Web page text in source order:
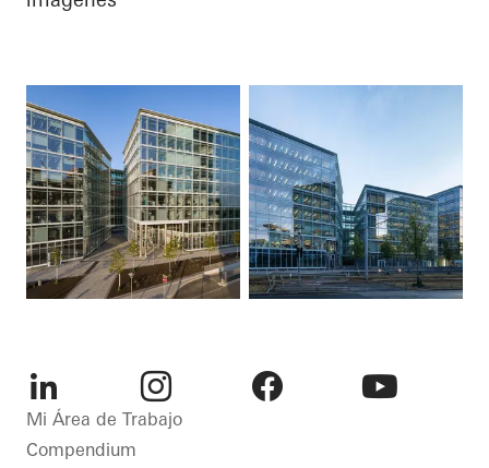
LinkedIn Instagram
Mi Área de Trabajo
Compendium